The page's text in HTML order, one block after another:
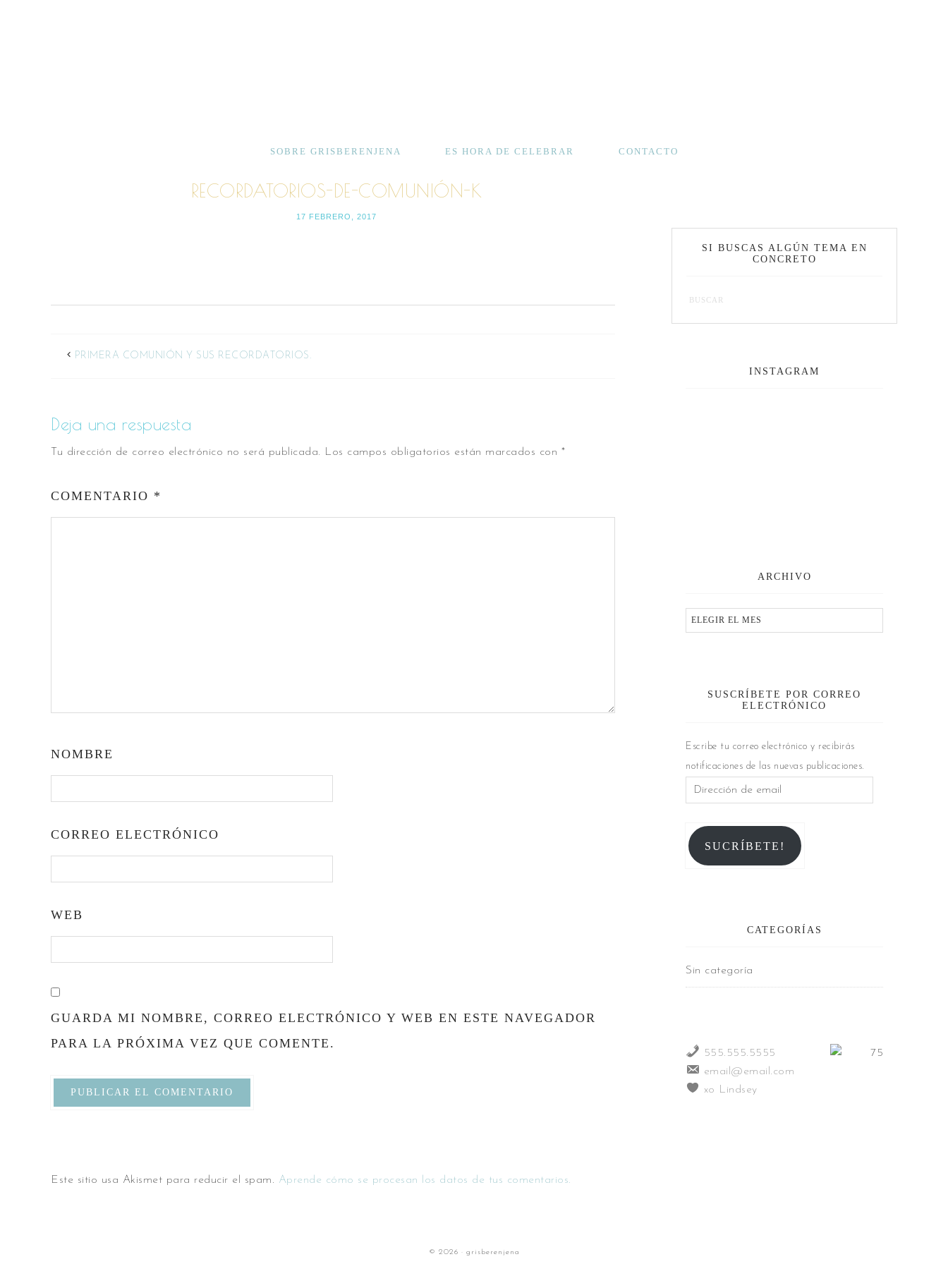
SOBRE GRISBERENJENA ES HORA DE CELEBRAR CONTACTO
RECORDATORIOS-DE-COMUNIÓN-K
17 FEBRERO, 2017
PRIMERA COMUNIÓN Y SUS RECORDATORIOS.
Deja una respuesta
Tu dirección de correo electrónico no será publicada. Los campos obligatorios están marcados con *
COMENTARIO *
NOMBRE
CORREO ELECTRÓNICO
WEB
GUARDA MI NOMBRE, CORREO ELECTRÓNICO Y WEB EN ESTE NAVEGADOR
PARA LA PRÓXIMA VEZ QUE COMENTE.
Este sitio usa Akismet para reducir el spam. Aprende cómo se procesan los datos de tus comentarios.
SI BUSCAS ALGÚN TEMA EN
CONCRETO
INSTAGRAM
ARCHIVO
SUSCRÍBETE POR CORREO
ELECTRÓNICO
Escribe tu correo electrónico y recibirás
notificaciones de las nuevas publicaciones.
SUCRÍBETE!
CATEGORÍAS
Sin categoría
555.555.5555
email@email.com
xo Lindsey
© 2026 · grisberenjena